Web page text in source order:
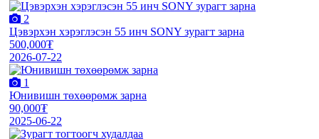
2
Цэвэрхэн хэрэглэсэн 55 инч SONY зурагт зарна
500,000₮
2026-07-22
1
Юнивишн төхөөрөмж зарна
90,000₮
2025-06-22